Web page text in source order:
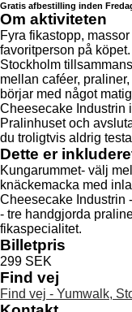
Gratis afbestilling inden
Om aktiviteten
Fyra fikastopp,
favoritperson på
Stockholm
mellan caféer,
börjar med något
Cheesecake Industrin
Pralinhuset och
du troligtvis aldrig
Dette er
Kungarummet- välj
knäckemacka med
Cheesecake Industrin
- tre handgjorda
fikaspecialitet.
Billetpris
299 SEK
Find vej
Find vej - Yumwalk,